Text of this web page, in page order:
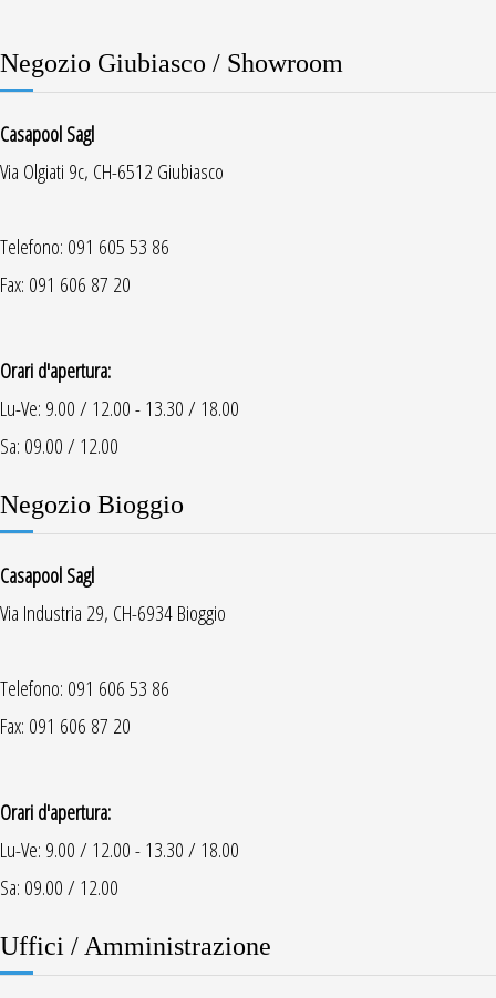
Negozio Giubiasco / Showroom
Casapool Sagl
Via Olgiati 9c, CH-6512 Giubiasco
Telefono: 091 605 53 86
Fax: 091 606 87 20
Orari d'apertura:
Lu-Ve: 9.00 / 12.00 - 13.30 / 18.00
Sa: 09.00 / 12.00
Negozio Bioggio
Casapool Sagl
Via Industria 29, CH-6934 Bioggio
Telefono: 091 606 53 86
Fax: 091 606 87 20
Orari d'apertura:
Lu-Ve: 9.00 / 12.00 - 13.30 / 18.00
Sa: 09.00 / 12.00
Uffici / Amministrazione